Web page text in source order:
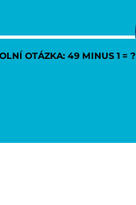
OTÁZKA: 49 MINUS 1 = ?